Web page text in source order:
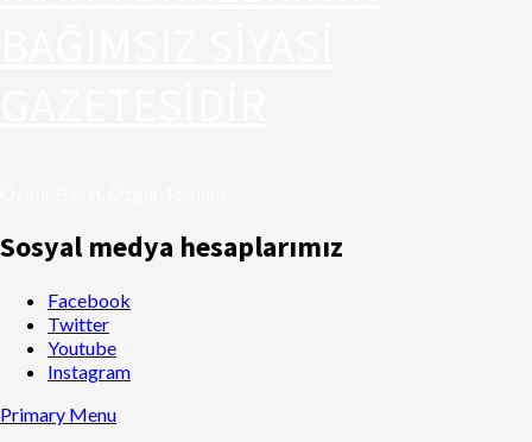
Sosyal medya hesaplarımız
Facebook
Twitter
Youtube
Instagram
Primary Menu